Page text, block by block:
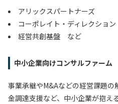
アリックスパートナーズ
コーポレイト・ディレクション
経営共創基盤 など
中小企業向けコンサルファーム
事業承継やM&Aなどの経営課題
金調達支援など、中小企業が抱え